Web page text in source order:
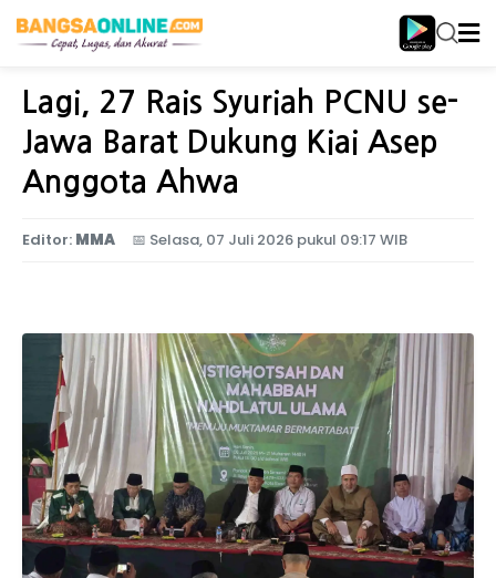
Home Nasional
Lagi, 27 Rais Syuriah PCNU se-
Jawa Barat Dukung Kiai Asep
Anggota Ahwa
Editor: MMA 📅 Selasa, 07 Juli 2026 pukul 09:17 WIB